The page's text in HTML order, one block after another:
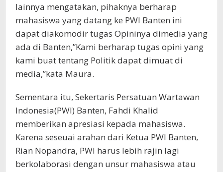
lainnya mengatakan, pihaknya berharap
mahasiswa yang datang ke PWI Banten ini
dapat diakomodir tugas Opininya dimedia yang
ada di Banten,”Kami berharap tugas opini yang
kami buat tentang Politik dapat dimuat di
media,”kata Maura.
Sementara itu, Sekertaris Persatuan Wartawan
Indonesia(PWI) Banten, Fahdi Khalid
memberikan apresiasi kepada mahasiswa.
Karena seseuai arahan dari Ketua PWI Banten,
Rian Nopandra, PWI harus lebih rajin lagi
berkolaborasi dengan unsur mahasiswa atau